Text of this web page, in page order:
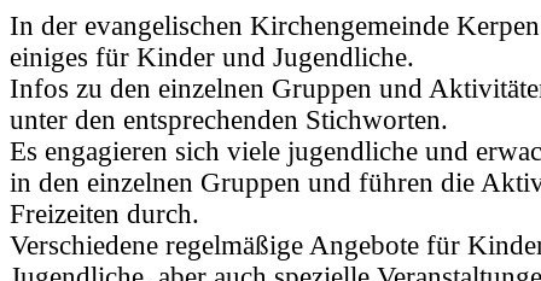
In der evangelischen Kirchengemeinde
einiges für Kinder und Jugendliche.
Infos zu den einzelnen Gruppen und
unter den entsprechenden Stichworten.
Es engagieren sich viele jugendliche und
in den einzelnen Gruppen und führen die
Freizeiten durch.
Verschiedene regelmäßige Angebote für